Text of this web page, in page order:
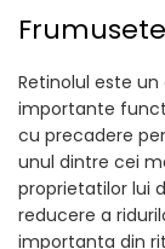
Retinolul este
importante
cu precadere
unul dintre cei
proprietatilor lui
reducere a
importanta din